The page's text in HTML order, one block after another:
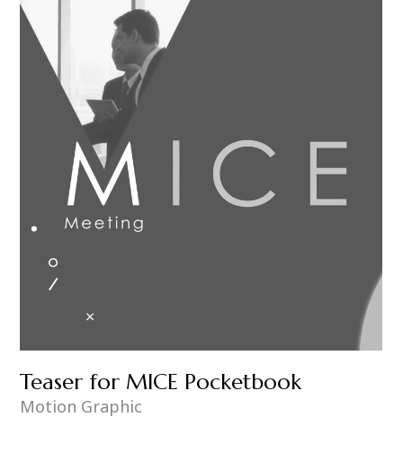
Teaser for MICE Pocketbook
Motion Graphic